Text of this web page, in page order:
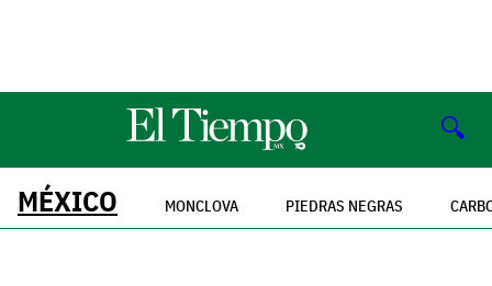
🔍
MÉXICO MONCLOVA PIEDRAS NEGRAS